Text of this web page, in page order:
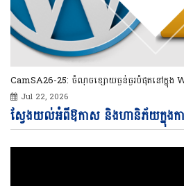
CamSA26-25: ចំណុចខ្សោយធ្ងន់ធ្ងរបំផុតនៅក្នុង
Jul 22, 2026
ស្វែងយល់អំពីឱកាស និងហានិភ័យក្នុងកា